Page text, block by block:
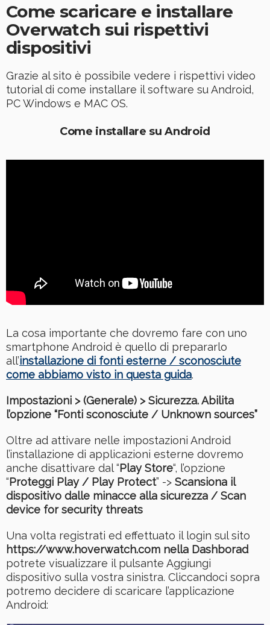
Come scaricare e installare
Overwatch sui rispettivi
dispositivi
Grazie al sito è possibile vedere i rispettivi video
tutorial di come installare il software su Android,
PC Windows e MAC OS.
Come installare su Android
La cosa importante che dovremo fare con uno
smartphone Android è quello di prepararlo
all’installazione di fonti esterne / sconosciute
come abbiamo visto in questa guida.
Impostazioni > (Generale) > Sicurezza. Abilita
l’opzione “Fonti sconosciute / Unknown sources”
Oltre ad attivare nelle impostazioni Android
l’installazione di applicazioni esterne dovremo
anche disattivare dal “Play Store“, l’opzione
“Proteggi Play / Play Protect” -> Scansiona il
dispositivo dalle minacce alla sicurezza / Scan
device for security threats
Una volta registrati ed effettuato il login sul sito
https://www.hoverwatch.com nella Dashborad
potrete visualizzare il pulsante Aggiungi
dispositivo sulla vostra sinistra. Cliccandoci sopra
potremo decidere di scaricare l’applicazione
Android: